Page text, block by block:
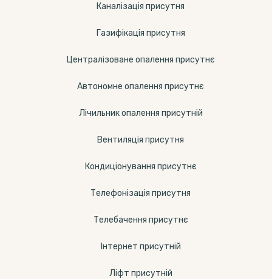
Каналізація присутня
Газифікація присутня
Централізоване опалення присутнє
Автономне опалення присутнє
Лічильник опалення присутній
Вентиляція присутня
Кондиціонування присутнє
Телефонізація присутня
Телебачення присутнє
Інтернет присутній
Ліфт присутній